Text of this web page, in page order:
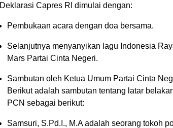
Deklarasi Capres RI dimulai dengan:
Pembukaan acara dengan doa bersama.
Selanjutnya menyanyikan lagu Indonesia
Mars Partai Cinta Negeri.
Sambutan oleh Ketua Umum Partai Cinta
Berikut adalah sambutan tentang latar
PCN sebagai berikut:
Samsuri, S.Pd.I., M.A adalah seorang tokoh